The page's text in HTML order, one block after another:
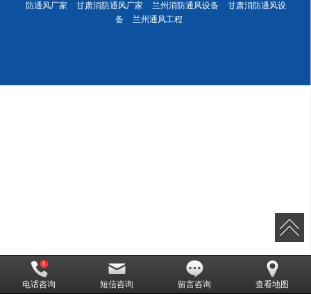
防通风厂家
甘肃消防通风厂家 兰州消防通风设备
甘肃消防通风设
备
兰州通风工程
电话咨询 短信咨询 留言咨询 查看地图